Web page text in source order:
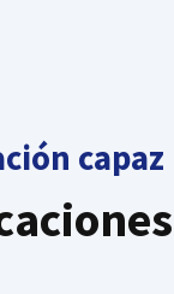
capaz